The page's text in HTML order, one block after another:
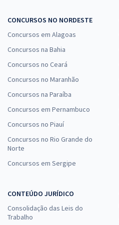
CONCURSOS NO NORDESTE
Concursos em Alagoas
Concursos na Bahia
Concursos no Ceará
Concursos no Maranhão
Concursos na Paraíba
Concursos em Pernambuco
Concursos no Piauí
Concursos no Rio Grande do
Norte
Concursos em Sergipe
CONTEÚDO JURÍDICO
Consolidação das Leis do
Trabalho